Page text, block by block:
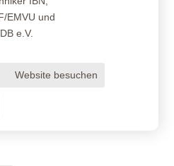
EMVU und
e.V.
Website besuchen